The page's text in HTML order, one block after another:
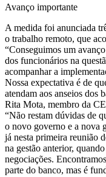
Avanço importante
A medida foi anunciada
o trabalho remoto, que
“Conseguimos um
dos funcionários na
acompanhar a
Nossa expectativa é de
atendam aos anseios dos
Rita Mota, membro da
“Não restam dúvidas de
o novo governo e a nova
já nesta primeira reunião
na gestão anterior,
negociações.
parte do banco, mas é